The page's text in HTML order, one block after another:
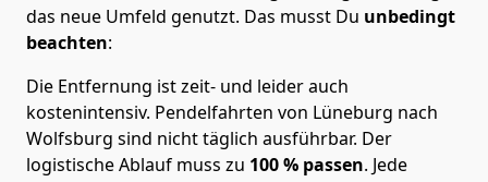
das neue Umfeld genutzt. Das musst Du unbedingt
beachten:
Die Entfernung ist zeit- und leider auch
kostenintensiv. Pendelfahrten von Lüneburg nach
Wolfsburg sind nicht täglich ausführbar. Der
logistische Ablauf muss zu 100 % passen. Jede